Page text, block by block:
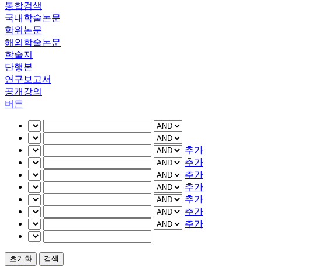
통합검색
국내학술논문
학위논문
해외학술논문
학술지
단행본
연구보고서
공개강의
버튼
추가
추가
추가
추가
추가
추가
추가